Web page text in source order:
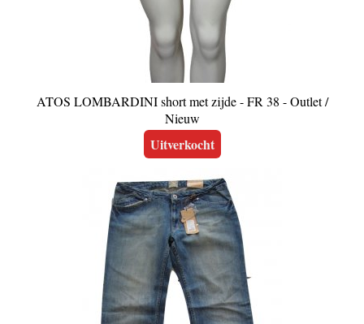
ATOS LOMBARDINI short met zijde - FR 38 - Outlet /
Nieuw
Uitverkocht